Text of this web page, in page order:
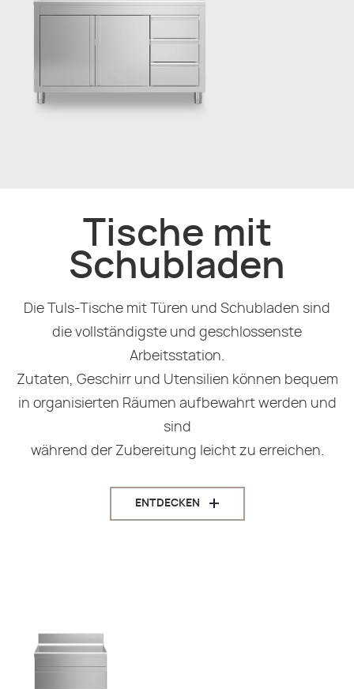
Tische mit
Schubladen
Die Tuls-Tische mit Türen und Schubladen sind
die vollständigste und geschlossenste
Arbeitsstation.
Zutaten, Geschirr und Utensilien können bequem
in organisierten Räumen aufbewahrt werden und
sind
während der Zubereitung leicht zu erreichen.
ENTDECKEN